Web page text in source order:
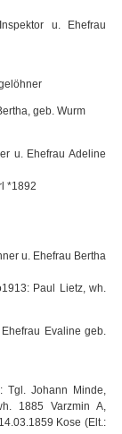
u. Ehefrau
geb. Wurm
u. Ehefrau Adeline
*1892
u. Ehefrau Bertha
Paul Lietz, wh.
Evaline geb.
Tgl. Johann Minde,
1885 Varzmin A,
Kose (Elt.: